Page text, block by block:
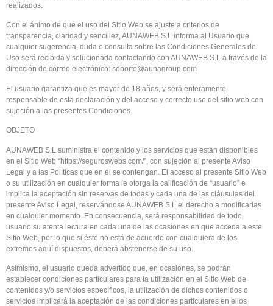
realizados.
Con el ánimo de que el uso del Sitio Web se ajuste a criterios de
transparencia, claridad y sencillez, AUNAWEB S.L informa al Usuario que
cualquier sugerencia, duda o consulta sobre las Condiciones Generales de
Uso será recibida y solucionada contactando con AUNAWEB S.L a través de la
dirección de correo electrónico: soporte@aunagroup.com
El usuario garantiza que es mayor de 18 años, y será enteramente
responsable de esta declaración y del acceso y correcto uso del sitio web con
sujeción a las presentes Condiciones.
OBJETO
AUNAWEB S.L suministra el contenido y los servicios que están disponibles
en el Sitio Web “https://seguroswebs.com/” , con sujeción al presente Aviso
Legal y a las Políticas que en él se contengan. El acceso al presente Sitio Web
o su utilización en cualquier forma le otorga la calificación de “usuario” e
implica la aceptación sin reservas de todas y cada una de las cláusulas del
presente Aviso Legal, reservándose AUNAWEB S.L el derecho a modificarlas
en cualquier momento. En consecuencia, será responsabilidad de todo
usuario su atenta lectura en cada una de las ocasiones en que acceda a este
Sitio Web, por lo que si éste no está de acuerdo con cualquiera de los
extremos aquí dispuestos, deberá abstenerse de su uso.
Asimismo, el usuario queda advertido que, en ocasiones, se podrán
establecer condiciones particulares para la utilización en el Sitio Web de
contenidos y/o servicios específicos, la utilización de dichos contenidos o
servicios implicará la aceptación de las condiciones particulares en ellos